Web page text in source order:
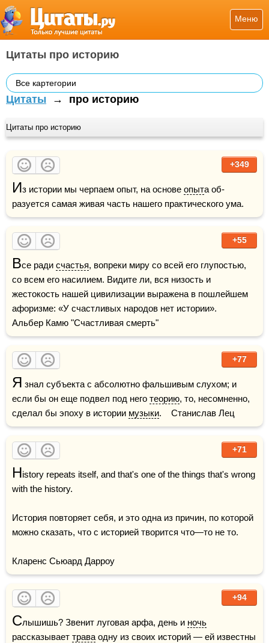
Меню
Цитаты про историю
Все картегории
Цитаты → про историю
Цитаты про историю
+349
Из истории мы черпаем опыт, на основе опыта об­
разуется самая живая часть нашего практического ума.
+55
Все ради счастья, вопреки миру со всей его глупостью,
со всем его насилием. Видите ли, вся низость и
жестокость нашей цивилизации выражена в пошлейшем
афоризме: «У счастливых народов нет истории».
Альбер Камю "Счастливая смерть"
+77
Я знал субъекта с абсолютно фальшивым слухом; и
если бы он еще подвел под него теорию, то, несомненно,
сделал бы эпоху в истории музыки.    Станислав Лец
+71
History repeats itself, and that's one of the things that's wrong
with the history.
История повторяет себя, и это одна из причин, по которой
можно сказать, что с историей творится что—то не то.
Кларенс Сьюард Дарроу
+94
Слышишь? Звенит луговая арфа, день и ночь
рассказывает трава одну из своих историй — ей известны